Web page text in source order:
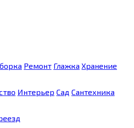
Ремонт Глажка Хранение
Интерьер Сад Сантехника